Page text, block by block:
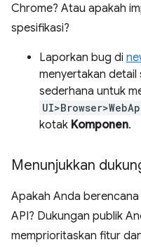
Chrome? Atau apakah
spesifikasi?
Laporkan bug di
menyertakan detail
sederhana untuk
kotak Komponen.
Menunjukkan
Apakah Anda
API? Dukungan publik
memprioritaskan fitur